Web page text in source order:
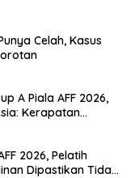
Celah, Kasus
A Piala AFF 2026,
Kerapatan
2026, Pelatih
Dipastikan Tidak